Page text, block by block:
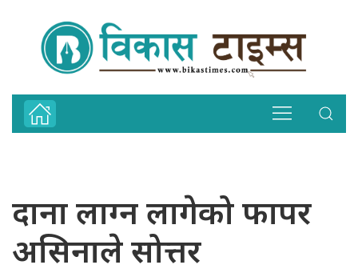
दाना लाग्न लागेको फापर
असिनाले सोत्तर